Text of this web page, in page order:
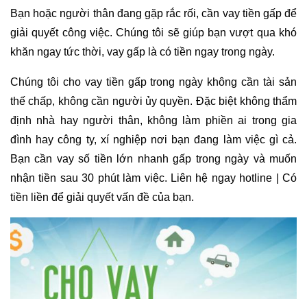
Bạn hoặc người thân đang gặp rắc rối, cần vay tiền gấp để
giải quyết công việc. Chúng tôi sẽ giúp bạn vượt qua khó
khăn ngay tức thời, vay gấp là có tiền ngay trong ngày.
Chúng tôi cho vay tiền gấp trong ngày không cần tài sản
thế chấp, không cần người ủy quyền. Đặc biệt không thẩm
định nhà hay người thân, không làm phiền ai trong gia
đình hay công ty, xí nghiệp nơi bạn đang làm việc gì cả.
Bạn cần vay số tiền lớn nhanh gấp trong ngày và muốn
nhận tiền sau 30 phút làm việc. Liên hệ ngay hotline | Có
tiền liền để giải quyết vấn đề của bạn.